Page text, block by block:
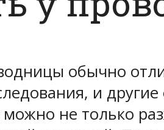
обычно
и
можно не только